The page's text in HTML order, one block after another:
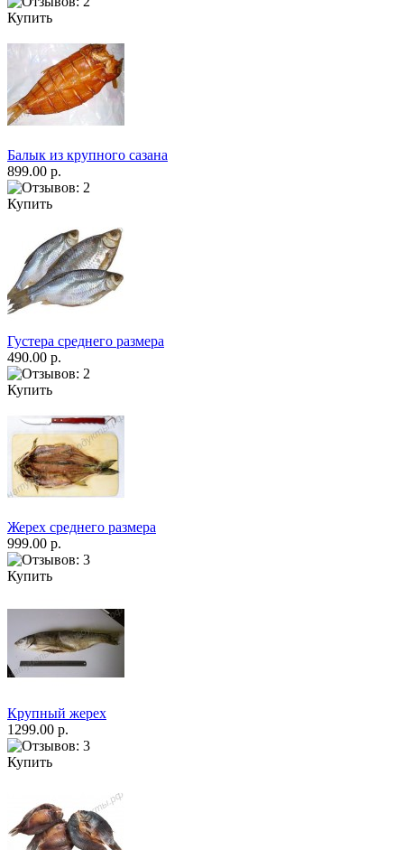
Купить
Балык из крупного сазана
899.00 р.
Купить
Густера среднего размера
490.00 р.
Купить
Жерех среднего размера
999.00 р.
Купить
Крупный жерех
1299.00 р.
Купить